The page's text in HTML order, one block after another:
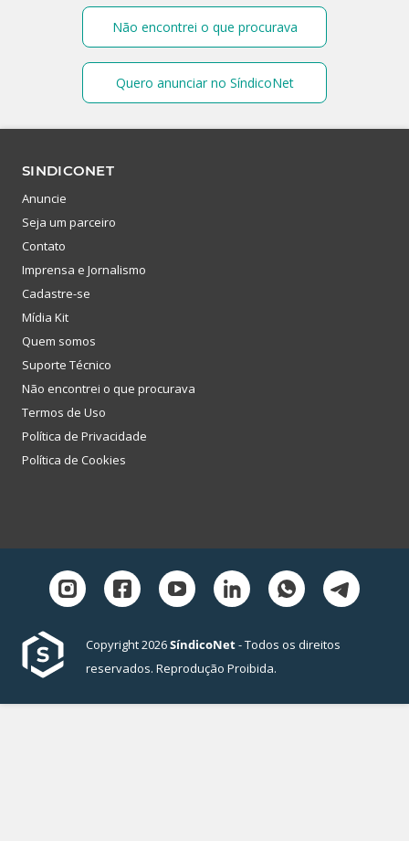
Não encontrei o que procurava
Quero anunciar no SíndicoNet
SINDICONET
Anuncie
Seja um parceiro
Contato
Imprensa e Jornalismo
Cadastre-se
Mídia Kit
Quem somos
Suporte Técnico
Não encontrei o que procurava
Termos de Uso
Política de Privacidade
Política de Cookies
Copyright 2026SíndicoNet- Todos os direitos
reservados. Reprodução Proibida.